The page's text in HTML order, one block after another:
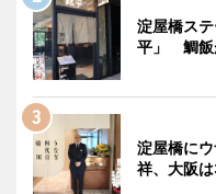
淀屋橋ス
平」 鯛飯
淀屋橋に
祥、大阪